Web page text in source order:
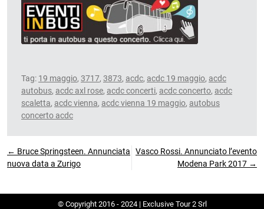
Tag: 19 maggio, 3717, 3873, acdc, acdc 19 maggio, acdc
autobus, acdc axl rose, acdc concerti, acdc concerto, acdc
scaletta, acdc vienna, acdc vienna 19 maggio, autobus
concerto acdc
← Bruce Springsteen. Annunciata
nuova data a Zurigo
Vasco Rossi. Annunciato l’evento
Modena Park 2017 →
© Copyright 2016 - 2024 | Exclusive Tour 2 Srl